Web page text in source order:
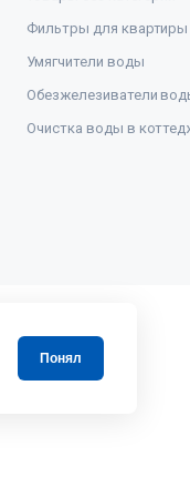
Фильтры для квартиры
Умягчители воды
Обезжелезиватели
Очистка воды в
Понял